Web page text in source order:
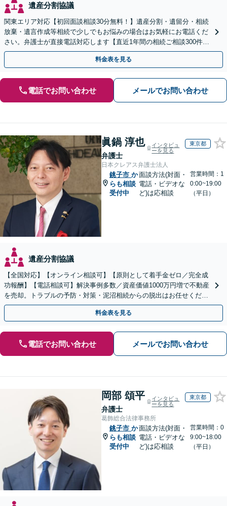
遺産分割協議
関東エリア対応【初回面談相談30分無料！】遺産分割・遺留分・相続
放棄・遺言作成等相続で少しでもお悩みの場合はお気軽にお電話くだ
さい。弁護士が直接電話対応します【直近1年間の相続ご相談300件以
上！＆相続の著書・セミナー多数】弁護士複数所属
料金表を見る
電話でお問い合わせ メールでお問い合わせ
眞鍋 淳也
弁護士
インタビュ
ーを見る
東京都
日本クレアス弁護士法人
銚子市 か
らも相談
受付中
面談方法(対面・
電話・ビデオな
ど)は応相談
営業時間：1
0:00~19:00
（平日）
遺産分割協議
【全国対応】【オンライン相談可】【原則として着手金ゼロ／完全成
功報酬】【電話相談可】解決事例多数／資産価値1000万円増で不動産
を売却。トラブルの予防・対策・泥沼相続からの脱出はお任せくださ
い！法律と税務を一体的に対応します
料金表を見る
電話でお問い合わせ メールでお問い合わせ
岡部 頌平
弁護士
インタビュ
ーを見る
東京都
葛飾総合法律事務所
銚子市 か
らも相談
受付中
面談方法(対面・
電話・ビデオな
ど)は応相談
営業時間：0
9:00~18:00
（平日）